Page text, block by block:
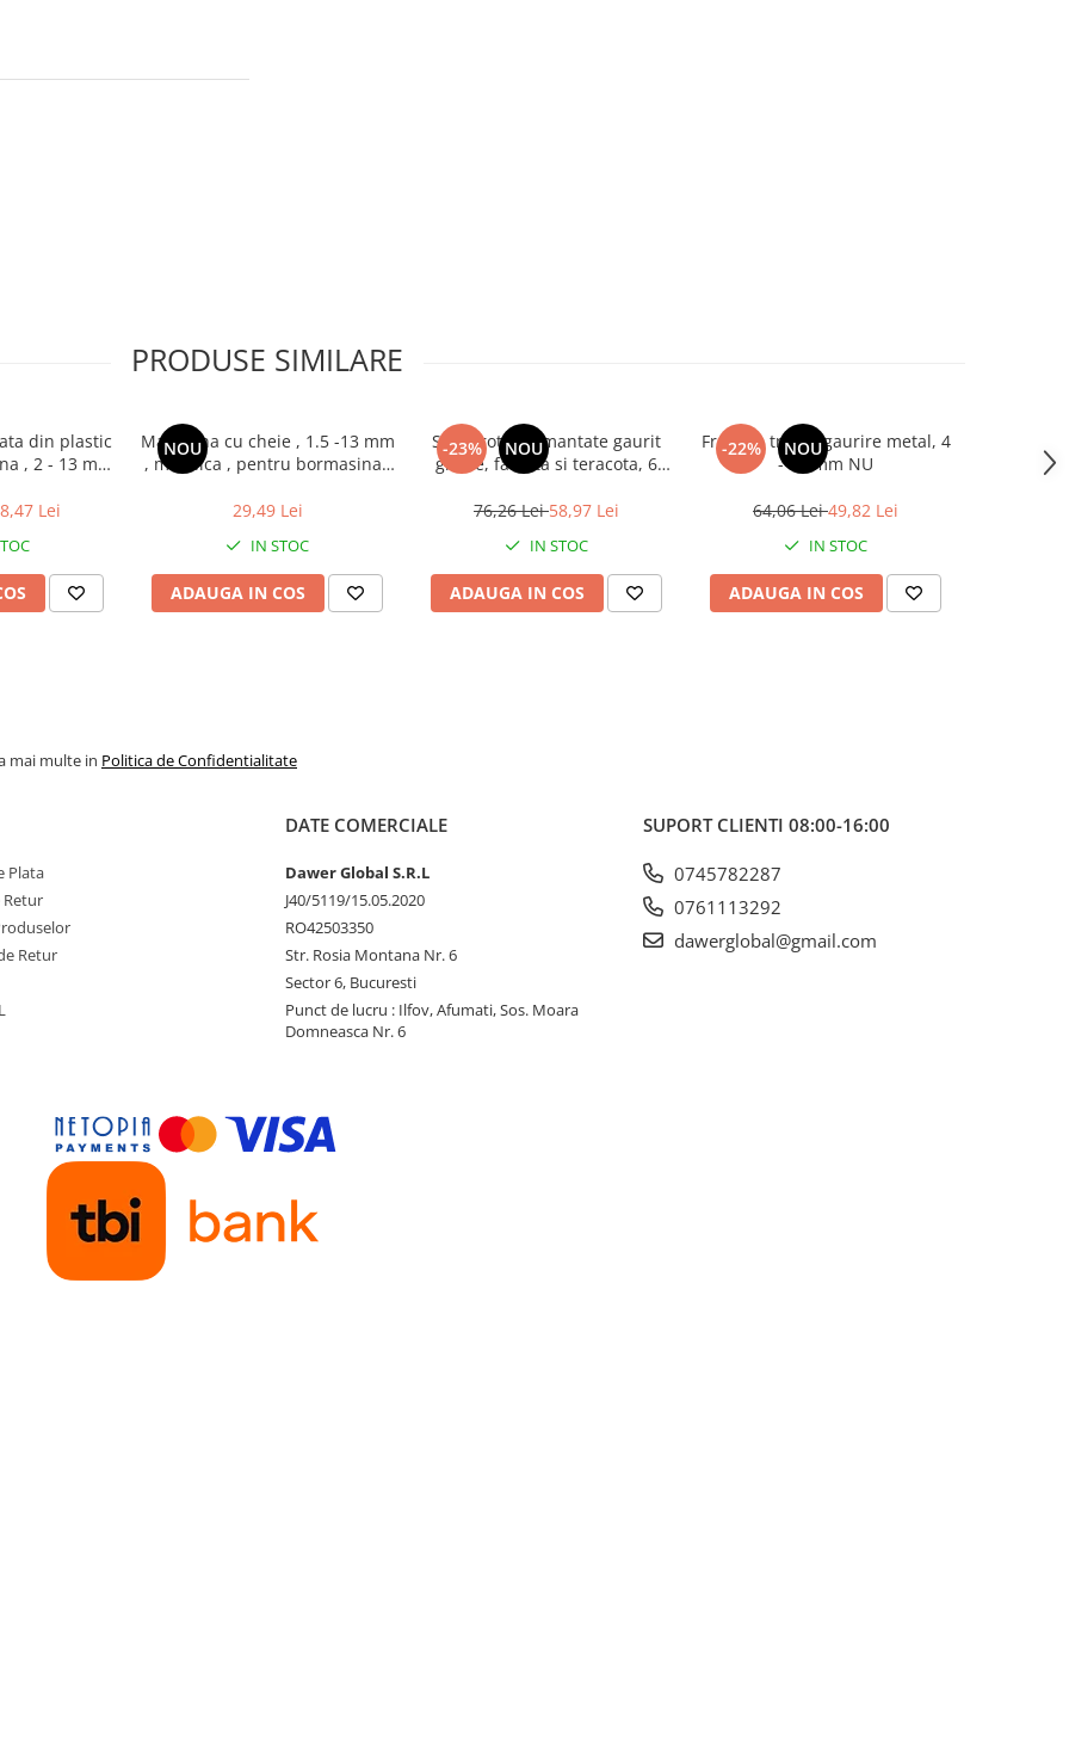
PRODUSE SIMILARE
din plastic
, 2 - 13 mm
Lei
NOU
Mandrina cu cheie , 1.5 -13 mm
, metalica , pentru bormasina ,
29,49 Lei
IN STOC
ADAUGA IN COS
-23% NOU
Set carote diamantate gaurit
gresie, faianta si teracota, 6
76,26 Lei58,97 Lei
IN STOC
ADAUGA IN COS
-22% NOU
Freza in trepte gaurire metal, 4
- 32 mm NU
64,06 Lei49,82 Lei
IN STOC
ADAUGA IN COS
mai multe in Politica de Confidentialitate
Plata
Retur
Retur
DATE COMERCIALE
Dawer Global S.R.L
J40/5119/15.05.2020
RO42503350
Str. Rosia Montana Nr. 6
Sector 6, Bucuresti
Punct de lucru : Ilfov, Afumati, Sos. Moara
Domneasca Nr. 6
SUPORT CLIENTI 08:00-16:00
0745782287
0761113292
dawerglobal@gmail.com